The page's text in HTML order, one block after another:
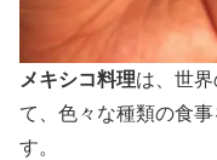
メキシコ料理は、世
て、色々な種類の食
す。